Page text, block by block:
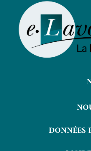
DONNÉES